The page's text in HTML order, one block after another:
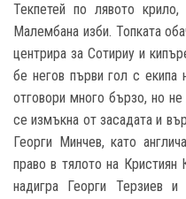
Текпетей по лявото
Малембана изби. Топката
центрира за Сотириу и
бе негов първи гол с екипа
отговори много бързо, но не
се измъкна от засадата и
Георги Минчев, като
право в тялото на Кристиян
надигра Георги Терзиев